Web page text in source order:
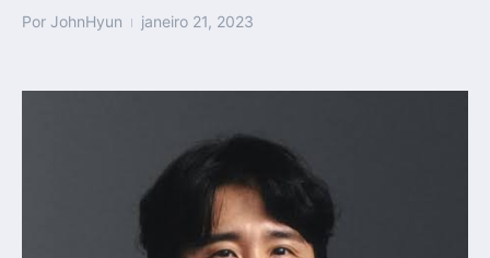
Por JohnHyun janeiro 21, 2023